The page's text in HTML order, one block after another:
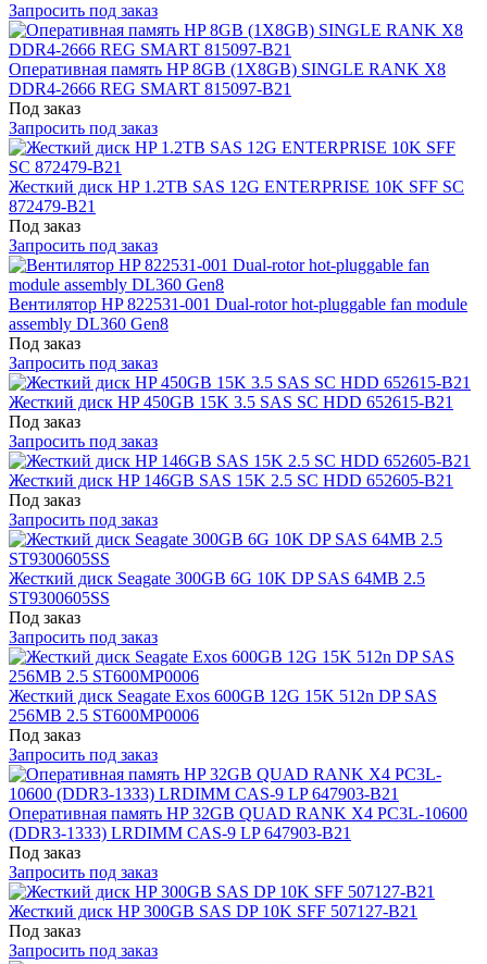
Запросить под заказ
Оперативная память HP 8GB (1X8GB) SINGLE RANK X8
DDR4-2666 REG SMART 815097-B21
Под заказ
Запросить под заказ
Жесткий диск HP 1.2TB SAS 12G ENTERPRISE 10K SFF SC
872479-B21
Под заказ
Запросить под заказ
Вентилятор HP 822531-001 Dual-rotor hot-pluggable fan module
assembly DL360 Gen8
Под заказ
Запросить под заказ
Жесткий диск HP 450GB 15K 3.5 SAS SC HDD 652615-B21
Под заказ
Запросить под заказ
Жесткий диск HP 146GB SAS 15K 2.5 SC HDD 652605-B21
Под заказ
Запросить под заказ
Жесткий диск Seagate 300GB 6G 10K DP SAS 64MB 2.5
ST9300605SS
Под заказ
Запросить под заказ
Жесткий диск Seagate Exos 600GB 12G 15K 512n DP SAS
256MB 2.5 ST600MP0006
Под заказ
Запросить под заказ
Оперативная память HP 32GB QUAD RANK X4 PC3L-10600
(DDR3-1333) LRDIMM CAS-9 LP 647903-B21
Под заказ
Запросить под заказ
Жесткий диск HP 300GB SAS DP 10K SFF 507127-B21
Под заказ
Запросить под заказ